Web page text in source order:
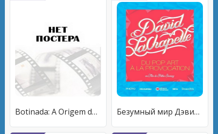
Botinada: A Origem do Punk no Brasil Безумный мир Дэвида ЛаШапеля